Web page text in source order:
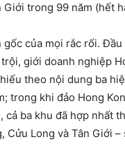
trong 99 năm (hết
của mọi rắc rối.
giới doanh nghiệp
theo nội dung ba
trong khi đảo Hong
ba khu đã hợp nhất
Cửu Long và Tân Giới